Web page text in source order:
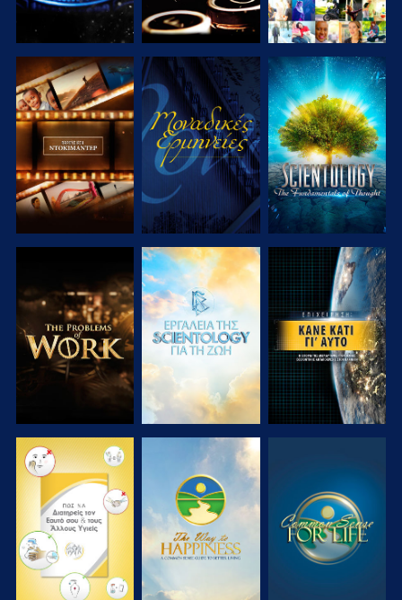
ΕΞΕΡΕΥΝΗΣΤΕ
ΤΗ ΣΕΙΡΑ
ΠΑΡΑΚΟΛΟΥΘΗΣΤΕ
ΕΞΕΡΕΥΝΗΣΤΕ
ΤΗ ΣΕΙΡΑ
ΕΞΕΡΕΥΝΗΣΤΕ
ΤΗ ΣΕΙΡΑ
ΕΞΕΡΕΥΝΗΣΤΕ
ΤΗ ΣΕΙΡΑ
ΠΑΡΑΚΟΛΟΥΘΗΣΤΕ
ΠΑΡΑΚΟΛΟΥΘΗΣΤΕ ΠΑΡΑΚΟΛΟΥΘΗΣΤΕ ΠΑΡΑΚΟΛΟΥΘΗΣΤΕ